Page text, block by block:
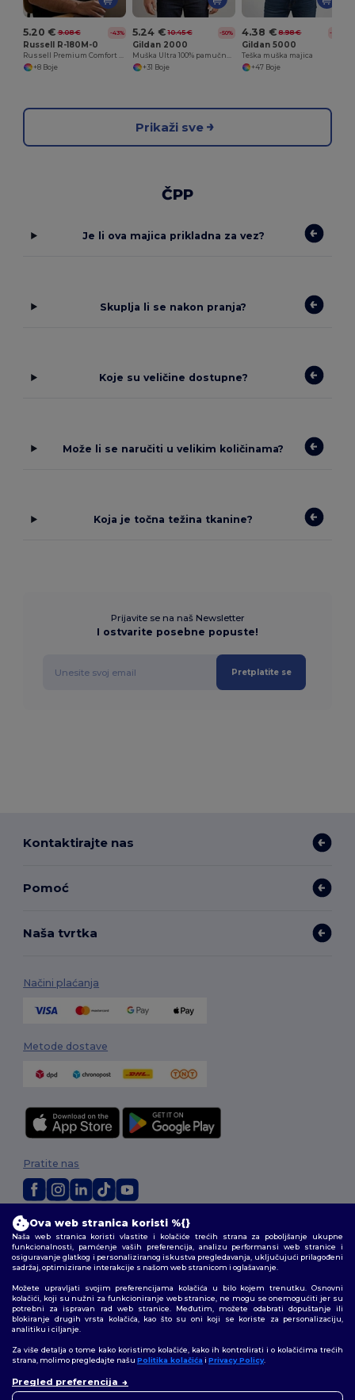
5.20 € 9.08 € -43%
Russell R-180M-0
Russell Premium Comfort Pamučna Majica
+8 Boje
5.24 € 10.45 € -50%
Gildan 2000
Muška Ultra 100% pamučna majica
+31 Boje
4.38 € 8.98 € -51%
Gildan 5000
Teška muška majica
+47 Boje
Prikaži sve
ČPP
Je li ova majica prikladna za vez?
Skuplja li se nakon pranja?
Koje su veličine dostupne?
Može li se naručiti u velikim količinama?
Koja je točna težina tkanine?
Prijavite se na naš Newsletter
I ostvarite posebne popuste!
Pretplatite se
Kontaktirajte nas
Pomoć
Naša tvrtka
Načini plaćanja
Metode dostave
2026. Sva prava zadržana
Uvjeti i odredbe |Pravila o privatnosti| Politika kolačića |Mapa Sajta
Pratite nas
Ova web stranica koristi %{}
Naša web stranica koristi vlastite i kolačiće trećih strana za poboljšanje ukupne
funkcionalnosti, pamćenje vaših preferencija, analizu performansi web stranice i
osiguravanje glatkog i personaliziranog iskustva pregledavanja, uključujući prilagođeni
sadržaj, optimizirane interakcije s našom web stranicom i oglašavanje.
Možete upravljati svojim preferencijama kolačića u bilo kojem trenutku. Osnovni
kolačići, koji su nužni za funkcioniranje web stranice, ne mogu se onemogućiti jer su
potrebni za ispravan rad web stranice. Međutim, možete odabrati dopuštanje ili
blokiranje drugih vrsta kolačića, kao što su oni koji se koriste za personalizaciju,
analitiku i ciljanje.
Za više detalja o tome kako koristimo kolačiće, kako ih kontrolirati i o kolačićima trećih
strana, molimo pregledajte našu Politika kolačića i Privacy Policy.
Pregled preferencija